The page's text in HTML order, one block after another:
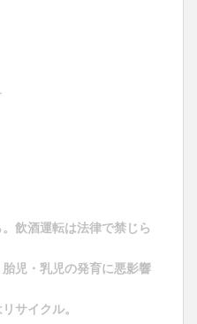
飲酒運転は法律で禁じら
児・乳児の発育に悪影響
サイクル。